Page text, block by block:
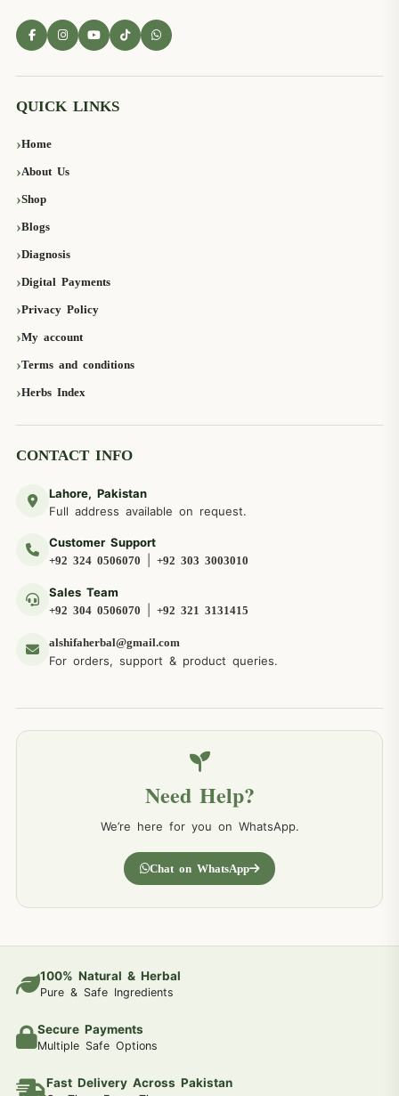
QUICK LINKS
Home
About Us
Shop
Blogs
Diagnosis
Digital Payments
Privacy Policy
My account
Terms and conditions
Herbs Index
CONTACT INFO
Lahore, Pakistan
Full address available on request.
Customer Support
+92 324 0506070 +92 303 3003010
Sales Team
+92 304 0506070 +92 321 3131415
alshifaherbal@gmail.com
For orders, support & product queries.
Need Help?
We’re here for you on WhatsApp.
Chat on WhatsApp
100% Natural & Herbal
Pure & Safe Ingredients
Secure Payments
Multiple Safe Options
Fast Delivery Across Pakistan